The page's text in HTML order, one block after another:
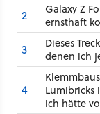
2
Galaxy Z
ernsthaft
3
Dieses
denen ich
4
Lumibricks
ich hätte